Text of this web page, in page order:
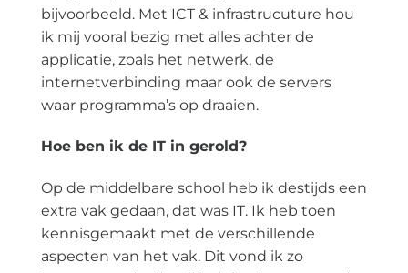
bijvoorbeeld. Met ICT & infrastrucuture hou
ik mij vooral bezig met alles achter de
applicatie, zoals het netwerk, de
internetverbinding maar ook de servers
waar programma’s op draaien.
Hoe ben ik de IT in gerold?
Op de middelbare school heb ik destijds een
extra vak gedaan, dat was IT. Ik heb toen
kennisgemaakt met de verschillende
aspecten van het vak. Dit vond ik zo